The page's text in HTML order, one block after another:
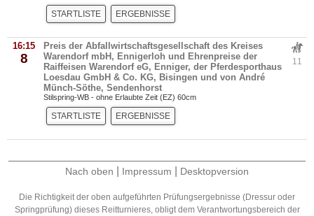
STARTLISTE ERGEBNISSE
16:15
8
Preis der Abfallwirtschaftsgesellschaft des Kreises
Warendorf mbH, Ennigerloh und Ehrenpreise der
Raiffeisen Warendorf eG, Enniger, der Pferdesporthaus
Loesdau GmbH & Co. KG, Bisingen und von André
Münch-Söthe, Sendenhorst
Stilspring-WB - ohne Erlaubte Zeit (EZ) 60cm
11
STARTLISTE ERGEBNISSE
Nach oben Impressum Desktopversion
Die Richtigkeit der oben aufgeführten Prüfungsergebnisse (Dressur oder
Springprüfung) dieses Reitturnieres, obligt dem Verantwortungsbereich der